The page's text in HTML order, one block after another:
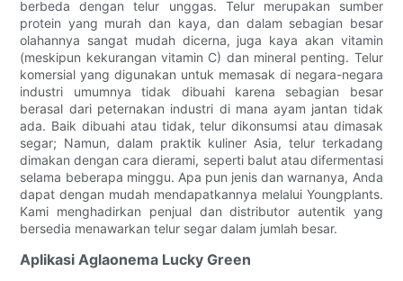
berbeda dengan telur unggas. Telur merupakan sumber
protein yang murah dan kaya, dan dalam sebagian besar
olahannya sangat mudah dicerna, juga kaya akan vitamin
(meskipun kekurangan vitamin C) dan mineral penting. Telur
komersial yang digunakan untuk memasak di negara-negara
industri umumnya tidak dibuahi karena sebagian besar
berasal dari peternakan industri di mana ayam jantan tidak
ada. Baik dibuahi atau tidak, telur dikonsumsi atau dimasak
segar; Namun, dalam praktik kuliner Asia, telur terkadang
dimakan dengan cara dierami, seperti balut atau difermentasi
selama beberapa minggu. Apa pun jenis dan warnanya, Anda
dapat dengan mudah mendapatkannya melalui Youngplants.
Kami menghadirkan penjual dan distributor autentik yang
bersedia menawarkan telur segar dalam jumlah besar.
Aplikasi Aglaonema Lucky Green